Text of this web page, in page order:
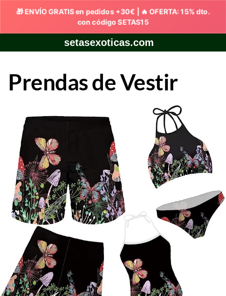
to
setasexoticas.com
Prendas de Vestir